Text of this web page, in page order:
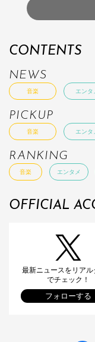
CONTENTS
NEWS
音楽 エンタ
PICKUP
音楽 エンタ
RANKING
音楽 エンタメ
OFFICIAL
最新ニュースをリアル
でチェック！
フォローする